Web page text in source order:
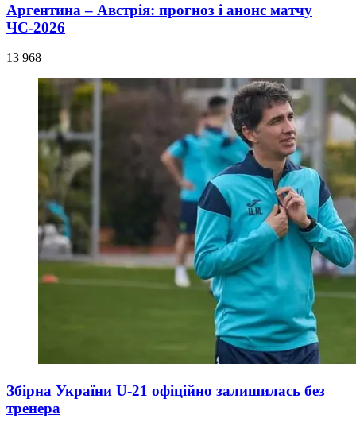
Аргентина – Австрія: прогноз і анонс матчу
ЧС-2026
13 968
Збірна України U-21 офіційно залишилась без
тренера